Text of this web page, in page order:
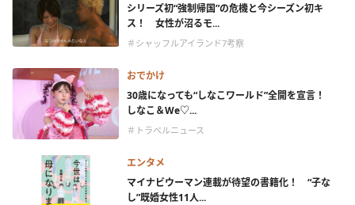
シリーズ初“強制帰国”の危機と今シーズン初キ
ス！ 女性が沼るモ...
＃シャッフルアイランド7考察
おでかけ
30歳になっても“しなこワールド”全開を宣言！
しなこ＆We♡...
＃トラベルニュース
エンタメ
マイナビウーマン連載が待望の書籍化！ “子な
し”既婚女性11人...